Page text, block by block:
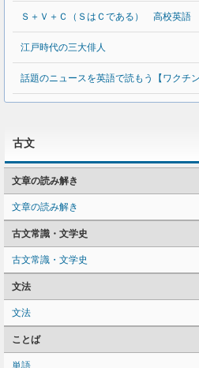
Ｓ＋Ｖ＋Ｃ（ＳはＣである） 高校英語
江戸時代の三大俳人
話題のニュースを英語で読もう【ワクチ
古文
文章の読み解き
文章の読み解き
古文常識・文学史
古文常識・文学史
文法
文法
ことば
単語